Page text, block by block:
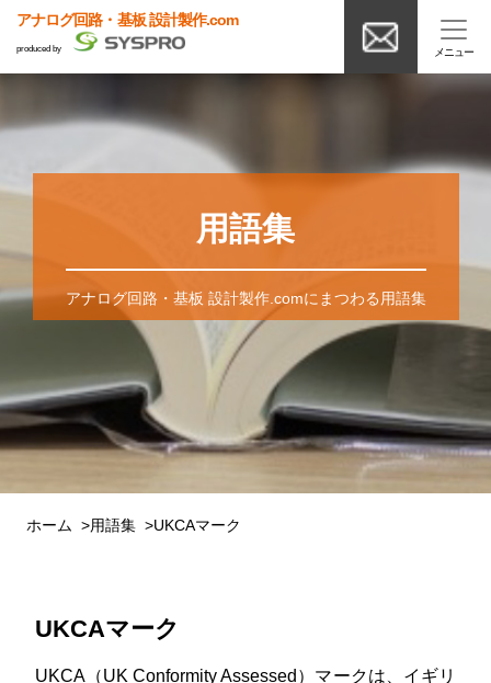
アナログ回路・基板 設計製作.com
produced by
用語集
アナログ回路・基板 設計製作.comにまつわる用語集
ホーム 用語集 UKCAマーク
UKCAマーク
UKCA（UK Conformity Assessed）マークは、イギリ